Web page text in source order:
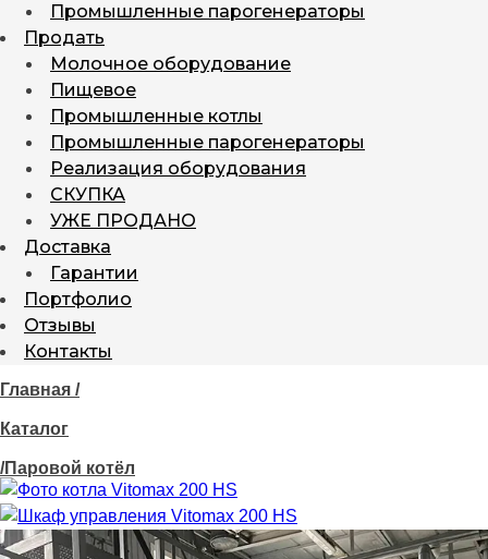
Промышленные парогенераторы
Продать
Молочное оборудование
Пищевое
Промышленные котлы
Промышленные парогенераторы
Реализация оборудования
СКУПКА
УЖЕ ПРОДАНО
Доставка
Гарантии
Портфолио
Отзывы
Контакты
Главная /
Каталог
/Паровой котёл